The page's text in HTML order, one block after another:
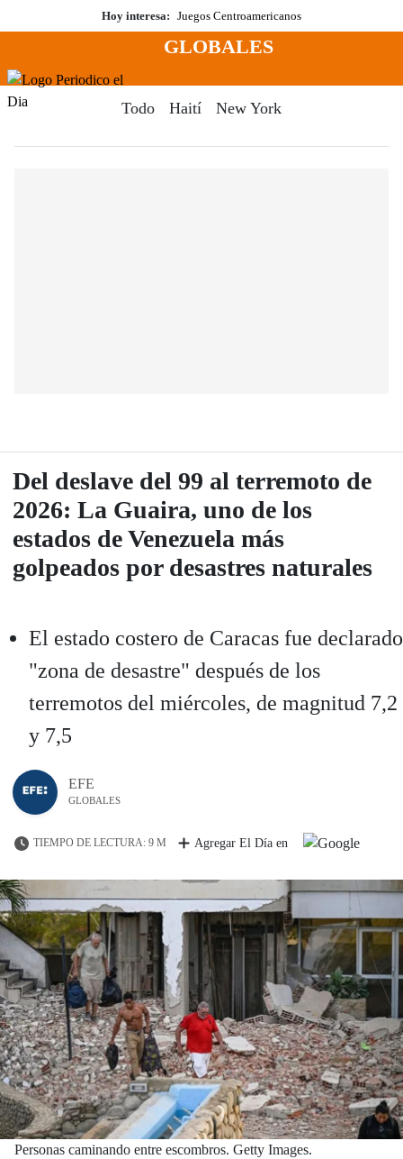
al
Hoy interesa: Juegos Centroamericanos
Menú
GLOBALES
Todo Haití New York
Del deslave del 99 al terremoto de
2026: La Guaira, uno de los
estados de Venezuela más
golpeados por desastres naturales
El estado costero de Caracas fue declarado
"zona de desastre" después de los
terremotos del miércoles, de magnitud 7,2
y 7,5
EFE
GLOBALES
TIEMPO DE LECTURA: 9 M Agregar El Día en
Personas caminando entre escombros. Getty Images.